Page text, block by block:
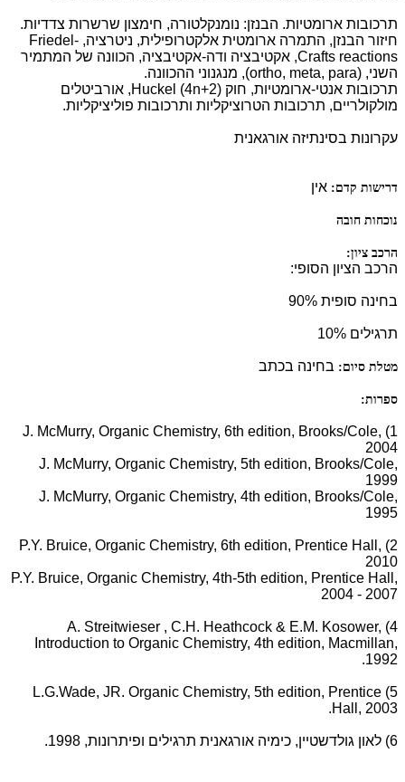
תרכובות ארומטיות. הבנזן: נומנקלטורה, חימצון שרשרות צדדיות.
חיזור הבנזן, התמרה ארומטית אלקטרופילית, ניטרציה, Friedel-
Crafts reactions, אקטיבציה ודה-אקטיבציה, הכוונה של המתמיר
השני, (ortho, meta, para), מנגנוני ההכוונה.
תרכובות אנטי-ארומטיות, חוק Huckel (4n+2), אורביטלים
מולקולריים, תרכובות הטרוציקליות ותרכובות פוליציקליות.
עקרונות בסינתיזה אורגאנית
דרישות קדם: אין
נוכחות חובה
הרכב ציון:
הרכב הציון הסופי:
בחינה סופית 90%
תרגילים 10%
מטלת סיום: בחינה בכתב
ספרות:
1) J. McMurry, Organic Chemistry, 6th edition, Brooks/Cole,
2004
J. McMurry, Organic Chemistry, 5th edition, Brooks/Cole,
1999
J. McMurry, Organic Chemistry, 4th edition, Brooks/Cole,
1995
2) P.Y. Bruice, Organic Chemistry, 6th edition, Prentice Hall,
2010
P.Y. Bruice, Organic Chemistry, 4th-5th edition, Prentice Hall,
2004 - 2007
4) A. Streitwieser , C.H. Heathcock & E.M. Kosower,
Introduction to Organic Chemistry, 4th edition, Macmillan,
1992.
5) L.G.Wade, JR. Organic Chemistry, 5th edition, Prentice
Hall, 2003.
6) לאון גולדשטיין, כימיה אורגאנית תרגילים ופיתרונות, 1998.